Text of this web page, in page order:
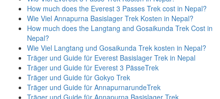
How much does the Everest 3 Passes Trek cost in Nepal?
Wie Viel Annapurna Basislager Trek Kosten in Nepal?
How much does the Langtang and Gosaikunda Trek Cost in
Nepal?
Wie Viel Langtang und Gosaikunda Trek kosten in Nepal?
Träger und Guide für Everest Basislager Trek in Nepal
Träger und Guide für Everest 3 PässeTrek
Träger und Guide für Gokyo Trek
Träger und Guide für AnnapurnarundeTrek
Träger und Guide für Annapurna Basislager Trek